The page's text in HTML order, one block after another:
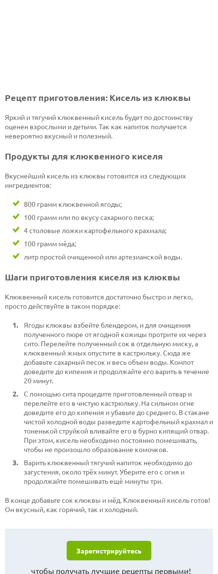
Рецепт приготовления: Кисель из клюквы
Яркий и тягучий клюквенный кисель будет по достоинству
оценен взрослыми и детьми. Так как напиток получается
невероятно вкусный и полезный.
Продукты для клюквенного киселя
Вкуснейший кисель из клюквы готовится из следующих
ингредиентов:
800 грамм клюквенной ягоды;
100 грамм или по вкусу сахарного песка;
4 столовые ложки картофельного крахмала;
100 грамм мёда;
литр простой очищенной или артезианской воды.
Шаги приготовления киселя из клюквы
Клюквенный кисель готовится достаточно быстро и легко,
просто действуйте в таком порядке:
Ягоды клюквы взбейте блендером, и для очищения
полученного пюре от ягодной кожицы протрите их через
сито. Перелейте полученный сок в отдельную миску, а
клюквенный жмых опустите в кастрюльку. Сюда же
добавьте сахарный песок и весь объем воды. Компот
доведите до кипения и продолжайте его варить в течение
20 минут.
С помощью сита процедите приготовленный отвар и
перелейте его в чистую кастрюльку. На сильном огне
доведите его до кипения и убавьте до среднего. В стакане
чистой холодной воды разведите картофельный крахмал и
тоненькой струйкой вливайте его в бурно кипящий отвар.
При этом, кисель необходимо постоянно помешивать,
чтобы не произошло образование комочков.
Варить клюквенный тягучий напиток необходимо до
загустения, около трёх минут. Уберите его с огня и
продолжайте помешивать ещё минуты три.
В конце добавьте сок клюквы и мёд. Клюквенный кисель готов!
Он вкусный, как горячий, так и холодный.
Зарегистрируйтесь
чтобы получать лучшие рецепты первыми!